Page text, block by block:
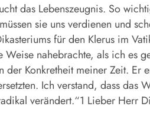
das Lebenszeugnis. So
sie uns verdienen und
für den Klerus im
nahebrachte, als ich es
Konkretheit meiner Zeit. Er
Ich verstand, dass das
verändert.“1 Lieber Herr